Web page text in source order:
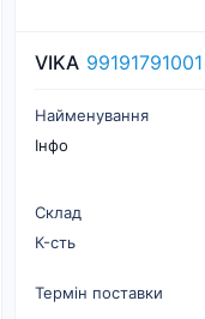
VIKA 99191791001
Найменування
Інфо
Склад
К-cть
Термін поставки